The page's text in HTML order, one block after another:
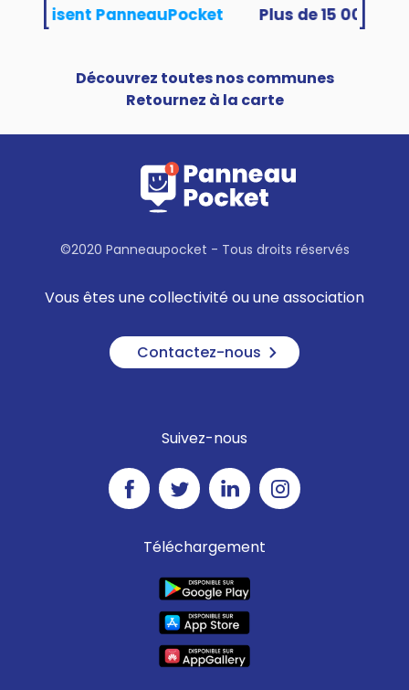
utilisent PanneauPocket
Découvrez toutes nos communes
Retournez à la carte
©2020 Panneaupocket - Tous droits réservés
Vous êtes une collectivité ou une association
Contactez-nous
Suivez-nous
Téléchargement